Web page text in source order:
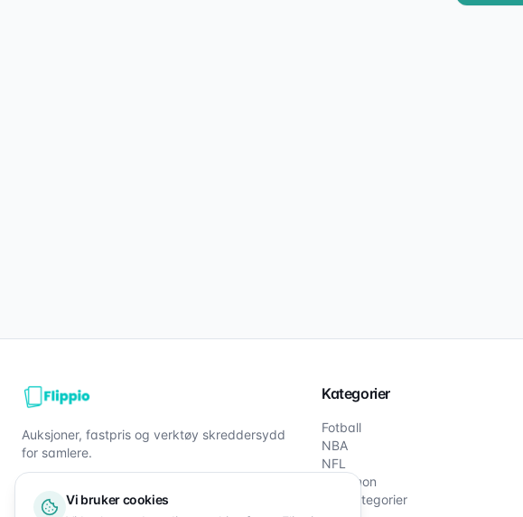
Auksjoner, fastpris og verktøy skreddersydd
for samlere.
Kategorier
Fotball
NBA
NFL
Pokémon
Alle kategorier
Vi bruker cookies